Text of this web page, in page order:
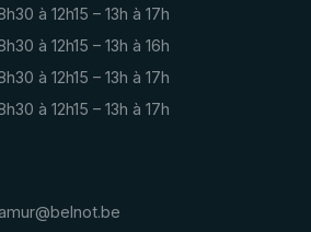
à 12h15 – 13h à 17h
à 12h15 – 13h à 16h
à 12h15 – 13h à 17h
à 12h15 – 13h à 17h